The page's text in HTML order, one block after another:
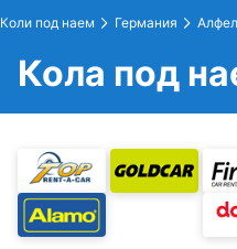
Коли под наем Германия
Кола под